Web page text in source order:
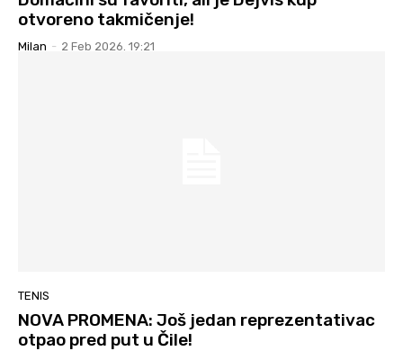
otvoreno takmičenje!
Milan - 2 Feb 2026. 19:21
TENIS
NOVA PROMENA: Još jedan reprezentativac
otpao pred put u Čile!